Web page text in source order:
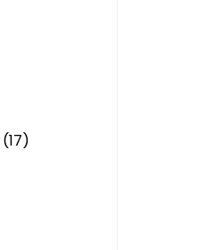
(17)